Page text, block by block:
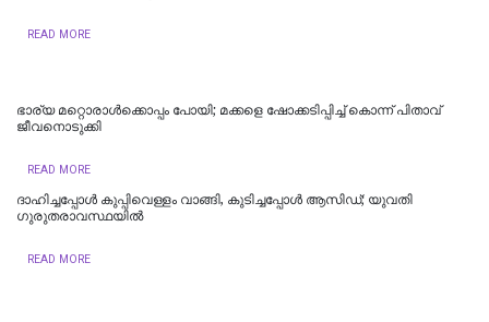
READ MORE
ഭാര്യ മറ്റൊരാൾക്കൊപ്പം പോയി; മക്കളെ ഷോക്കടിപ്പിച്ച് കൊന്ന് പിതാവ്
ജീവനൊടുക്കി
READ MORE
ദാഹിച്ചപ്പോള്‍ കുപ്പിവെള്ളം വാങ്ങി, കുടിച്ചപ്പോള്‍ ആസിഡ്; യുവതി
ഗുരുതരാവസ്ഥയില്‍
READ MORE